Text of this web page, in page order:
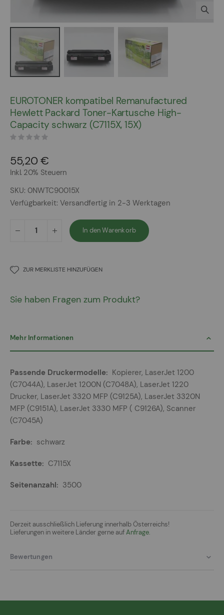
der
Bildergalerie
springen
EUROTONER kompatibel Remanufactured
Hewlett Packard Toner-Kartusche High-
Capacity schwarz (C7115X, 15X)
55,20 €
Inkl. 20% Steuern
SKU 0NWTC90015X
Verfügbarkeit: Versandfertig in 2-3 Werktagen
In den Warenkorb
ZUR MERKLISTE HINZUFÜGEN
Sie haben Fragen zum Produkt?
Mehr Informationen
Mehr
Informationen
Kopierer, LaserJet 1200
(C7044A), LaserJet 1200N (C7048A), LaserJet 1220
Drucker, LaserJet 3320 MFP (C9125A), LaserJet 3320N
MFP (C9151A), LaserJet 3330 MFP ( C9126A), Scanner
(C7045A)
schwarz
C7115X
3500
Derzeit ausschließlich Lieferung innerhalb Österreichs!
Lieferungen in weitere Länder gerne aufAnfrage.
Bewertungen